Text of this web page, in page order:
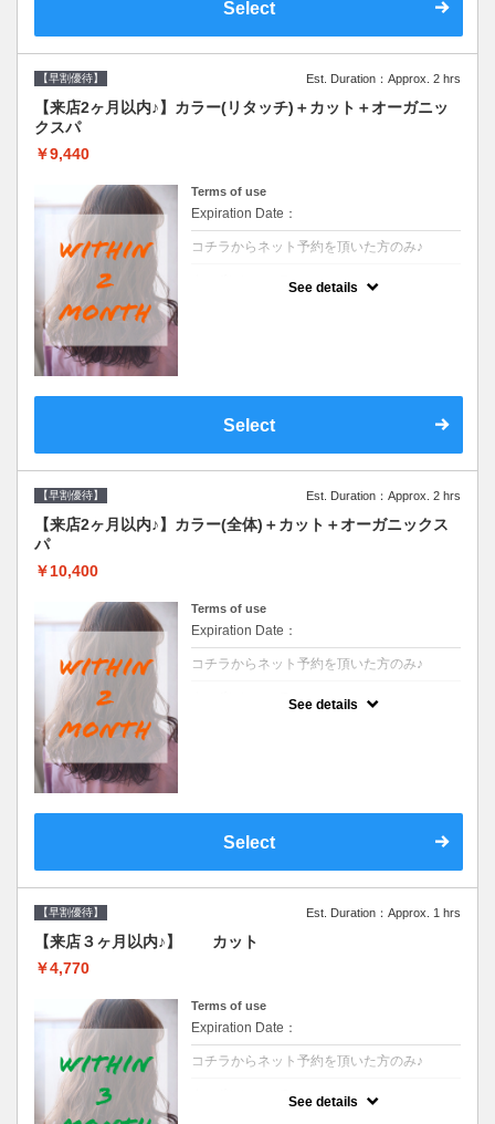
Select
【早割優待】 Est. Duration：Approx. 2 hrs
【来店2ヶ月以内♪】カラー(リタッチ)＋カット＋オーガニッ
クスパ
￥9,440
Terms of use
Expiration Date：
コチラからネット予約を頂いた方のみ♪
See details
Select
【早割優待】 Est. Duration：Approx. 2 hrs
【来店2ヶ月以内♪】カラー(全体)＋カット＋オーガニックス
パ
￥10,400
Terms of use
Expiration Date：
コチラからネット予約を頂いた方のみ♪
See details
Select
【早割優待】 Est. Duration：Approx. 1 hrs
【来店３ヶ月以内♪】 カット
￥4,770
Terms of use
Expiration Date：
コチラからネット予約を頂いた方のみ♪
See details